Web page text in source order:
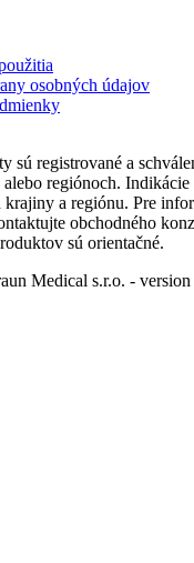
osobných údajov
sú registrované a
regiónoch.
a regiónu. Pre
obchodného
sú orientačné.
Medical s.r.o. - version